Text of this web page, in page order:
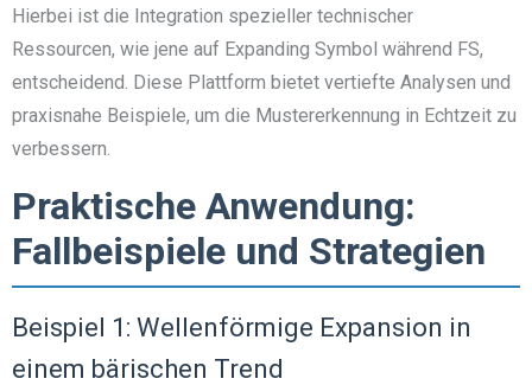
Hierbei ist die Integration spezieller technischer
Ressourcen, wie jene auf Expanding Symbol während FS,
entscheidend. Diese Plattform bietet vertiefte Analysen und
praxisnahe Beispiele, um die Mustererkennung in Echtzeit zu
verbessern.
Praktische Anwendung:
Fallbeispiele und Strategien
Beispiel 1: Wellenförmige Expansion in
einem bärischen Trend